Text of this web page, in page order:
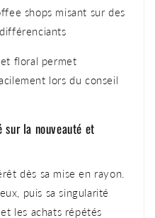
shops misant sur des
floral permet
lors du conseil
sur la nouveauté et
dès sa mise en rayon.
puis sa singularité
les achats répétés